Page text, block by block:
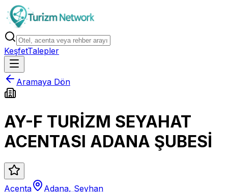
KeşfetTalepler
Aramaya Dön
AY-F TURİZM SEYAHAT
ACENTASI ADANA ŞUBESİ
Acenta
Adana, Seyhan